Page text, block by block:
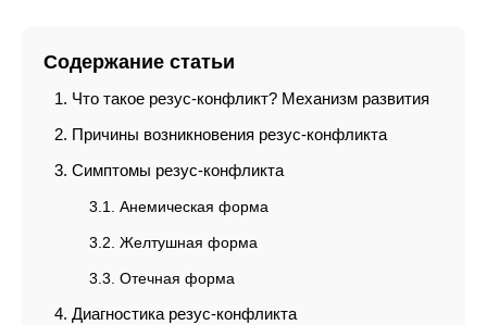
Содержание статьи
Что такое резус-конфликт? Механизм развития
Причины возникновения резус-конфликта
Симптомы резус-конфликта
Анемическая форма
Желтушная форма
Отечная форма
Диагностика резус-конфликта